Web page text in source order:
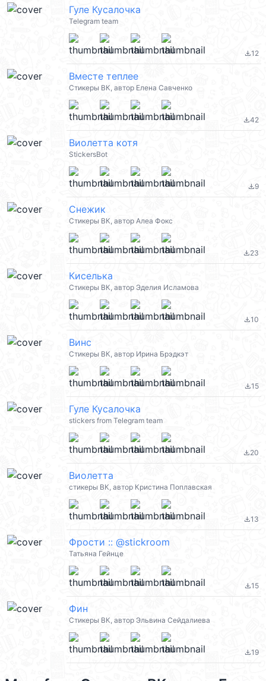
Гуле Кусалочка
Telegram team
file_download12
Вместе теплее
Стикеры ВК, автор Елена Савченко
file_download42
Виолетта котя
StickersBot
file_download9
Снежик
Стикеры ВК, автор Алеа Фокс
file_download23
Киселька
Стикеры ВК, автор Эделия Исламова
file_download10
Винс
Стикеры ВК, автор Ирина Брэдкэт
file_download15
Гуле Кусалочка
stickers from Telegram team
file_download20
Виолетта
стикеры ВК, автор Кристина Поплавская
file_download13
Фрости :: @stickroom
Татьяна Гейнце
file_download15
Фин
Стикеры ВК, автор Эльвина Сейдалиева
file_download19